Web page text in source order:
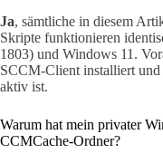
Ja, sämtliche in diesem
Skripte funktionieren
1803) und Windows 11.
SCCM-Client installiert
aktiv ist.
Warum hat mein privater
CCMCache-Ordner?